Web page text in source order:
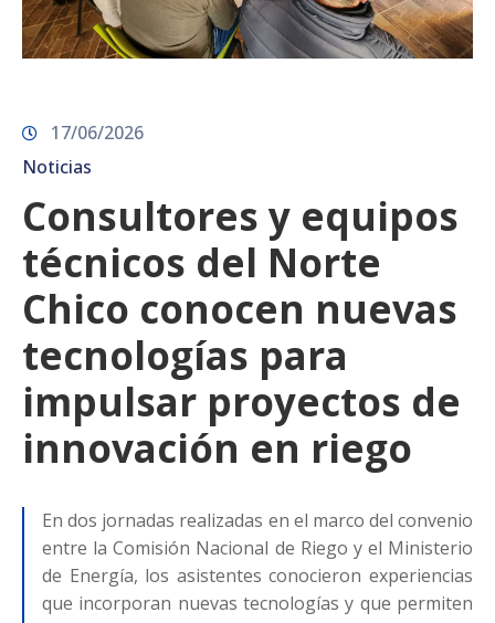
17/06/2026
Noticias
Consultores y equipos
técnicos del Norte
Chico conocen nuevas
tecnologías para
impulsar proyectos de
innovación en riego
En dos jornadas realizadas en el marco del convenio
entre la Comisión Nacional de Riego y el Ministerio
de Energía, los asistentes conocieron experiencias
que incorporan nuevas tecnologías y que permiten